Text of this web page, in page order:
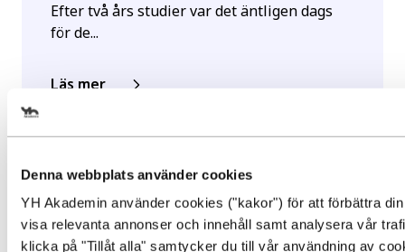
Denna webbplats använder cookies
YH Akademin använder cookies ("kakor") för att förbättra
visa relevanta annonser och innehåll samt analysera vår
klicka på "Tillåt alla" samtycker du till vår användning av
Efter två års studier var det äntligen dags
för de...
Läs mer
Välj det startdatum som passar
Gör en intresseanmälan för att